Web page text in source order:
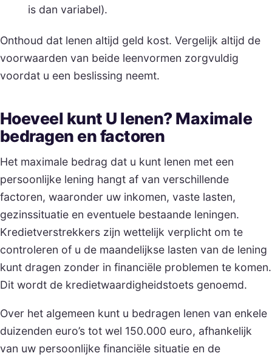
is dan variabel).
Onthoud dat lenen altijd geld kost. Vergelijk altijd de
voorwaarden van beide leenvormen zorgvuldig
voordat u een beslissing neemt.
Hoeveel kunt U lenen? Maximale
bedragen en factoren
Het maximale bedrag dat u kunt lenen met een
persoonlijke lening hangt af van verschillende
factoren, waaronder uw inkomen, vaste lasten,
gezinssituatie en eventuele bestaande leningen.
Kredietverstrekkers zijn wettelijk verplicht om te
controleren of u de maandelijkse lasten van de lening
kunt dragen zonder in financiële problemen te komen.
Dit wordt de kredietwaardigheidstoets genoemd.
Over het algemeen kunt u bedragen lenen van enkele
duizenden euro’s tot wel 150.000 euro, afhankelijk
van uw persoonlijke financiële situatie en de